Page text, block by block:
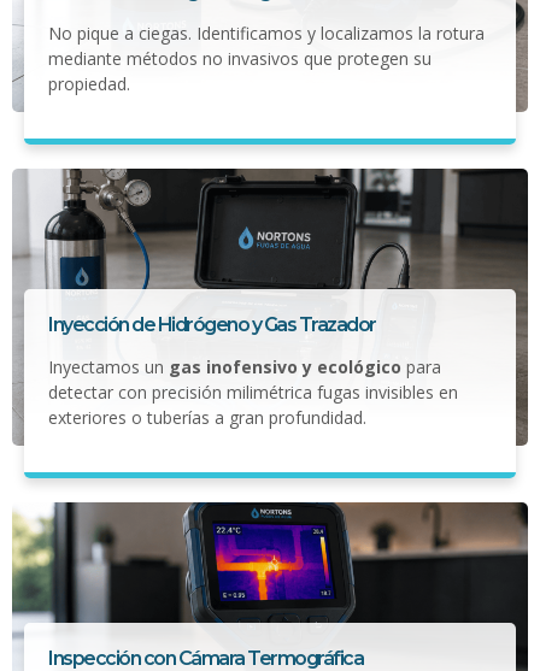
No pique a ciegas. Identificamos y localizamos la rotura
mediante métodos no invasivos que protegen su
propiedad.
Inyección de Hidrógeno y Gas Trazador
Inyectamos un gas inofensivo y ecológico para
detectar con precisión milimétrica fugas invisibles en
exteriores o tuberías a gran profundidad.
Inspección con Cámara Termográfica